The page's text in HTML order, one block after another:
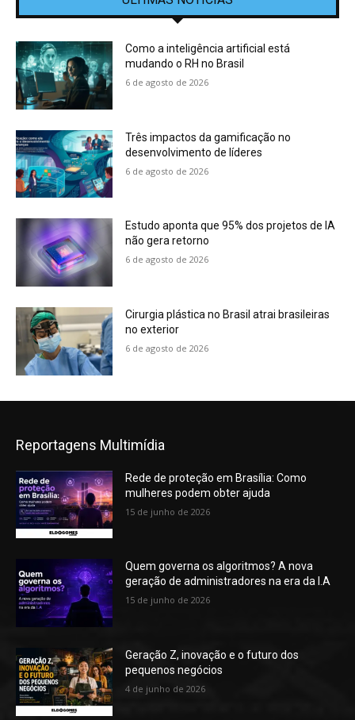
Como a inteligência artificial está
mudando o RH no Brasil
6 de agosto de 2026
Três impactos da gamificação no
desenvolvimento de líderes
6 de agosto de 2026
Estudo aponta que 95% dos projetos de IA
não gera retorno
6 de agosto de 2026
Cirurgia plástica no Brasil atrai brasileiras
no exterior
6 de agosto de 2026
Reportagens Multimídia
Rede de proteção em Brasília: Como
mulheres podem obter ajuda
15 de junho de 2026
Quem governa os algoritmos? A nova
geração de administradores na era da I.A
15 de junho de 2026
Geração Z, inovação e o futuro dos
pequenos negócios
4 de junho de 2026